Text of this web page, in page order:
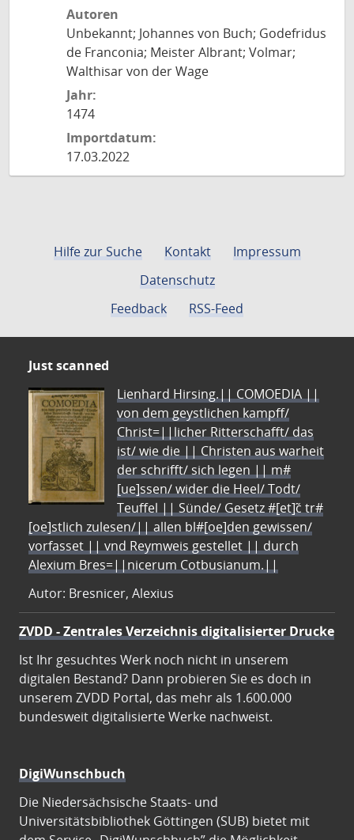
Autoren
Unbekannt; Johannes von Buch; Godefridus
de Franconia; Meister Albrant; Volmar;
Walthisar von der Wage
Jahr:
1474
Importdatum:
17.03.2022
Hilfe zur Suche Kontakt
Impressum
Datenschutz
Feedback
RSS-Feed
Just scanned
Lienhard Hirsing.|| COMOEDIA ||
von dem geystlichen kampff/
Christ=||licher Ritterschafft/ das
ist/ wie die || Christen aus warheit
der schrifft/ sich legen || m#
[ue]ssen/ wider die Heel/ Todt/
Teuffel || Sünde/ Gesetz #[et]c̃ tr#
[oe]stlich zulesen/|| allen bl#[oe]den gewissen/
vorfasset || vnd Reymweis gestellet || durch
Alexium Bres=||nicerum Cotbusianum.||
Autor: Bresnicer, Alexius
ZVDD - Zentrales Verzeichnis digitalisierter Drucke
Ist Ihr gesuchtes Werk noch nicht in unserem
digitalen Bestand? Dann probieren Sie es doch in
unserem ZVDD Portal, das mehr als 1.600.000
bundesweit digitalisierte Werke nachweist.
DigiWunschbuch
Die Niedersächsische Staats- und
Universitätsbibliothek Göttingen (SUB) bietet mit